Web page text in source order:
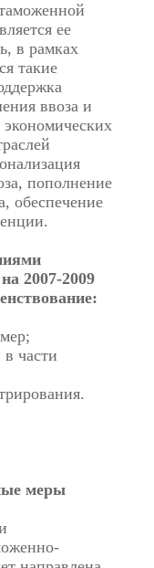
ее
в рамках
такие
ввоза и
пополнение
обеспечение
2007-2009
части
меры